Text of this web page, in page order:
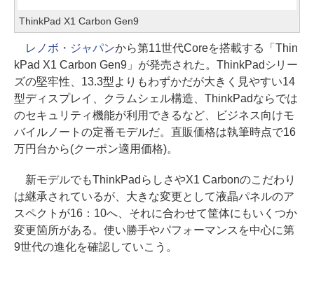
ThinkPad X1 Carbon Gen9
レノボ・ジャパンから第11世代Coreを搭載する「Thin
kPad X1 Carbon Gen9」が発売された。ThinkPadシリー
ズの堅牢性、13.3型よりもわずかだが大きく見やすい14
型ディスプレイ、クラムシェル構造、ThinkPadならでは
のセキュリティ機能が利用できるなど、ビジネス向けモ
バイルノートの定番モデルだ。直販価格は執筆時点で16
万円台から(クーポン適用価格)。
新モデルでもThinkPadらしさやX1 Carbonのこだわり
は継承されているが、大きな変更として液晶パネルのア
スペクトが16：10へ、それに合わせて筐体にもいくつか
変更箇所がある。使い勝手やパフォーマンスを中心に第
9世代の進化を確認していこう。